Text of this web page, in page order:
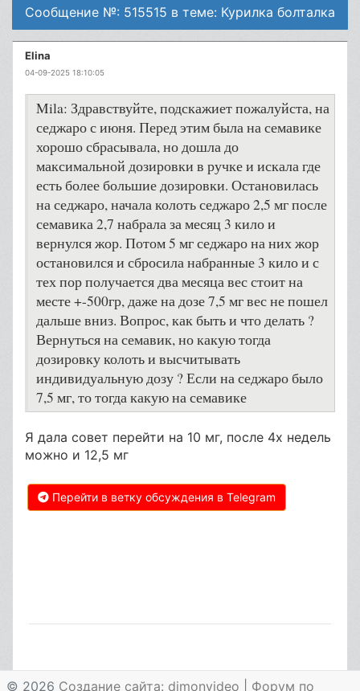
Сообщение №: 515515 в теме: Курилка болталка
Elina
04-09-2025 18:10:05
Mila: Здравствуйте, подскажиет пожалуйста, на
седжаро с июня. Перед этим была на семавике
хорошо сбрасывала, но дошла до
максимальной дозировки в ручке и искала где
есть более большие дозировки. Остановилась
на седжаро, начала колоть седжаро 2,5 мг после
семавика 2,7 набрала за месяц 3 кило и
вернулся жор. Потом 5 мг седжаро на них жор
остановился и сбросила набранные 3 кило и с
тех пор получается два месяца вес стоит на
месте +-500гр, даже на дозе 7,5 мг вес не пошел
дальше вниз. Вопрос, как быть и что делать ?
Вернуться на семавик, но какую тогда
дозировку колоть и высчитывать
индивидуальную дозу ? Если на седжаро было
7,5 мг, то тогда какую на семавике
Я дала совет перейти на 10 мг, после 4х недель
можно и 12,5 мг
Перейти в ветку обсуждения в Telegram
© 2026 Создание сайта: dimonvideo Форум по